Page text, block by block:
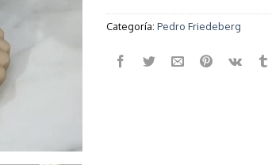
Categoría: Pedro Friedeberg